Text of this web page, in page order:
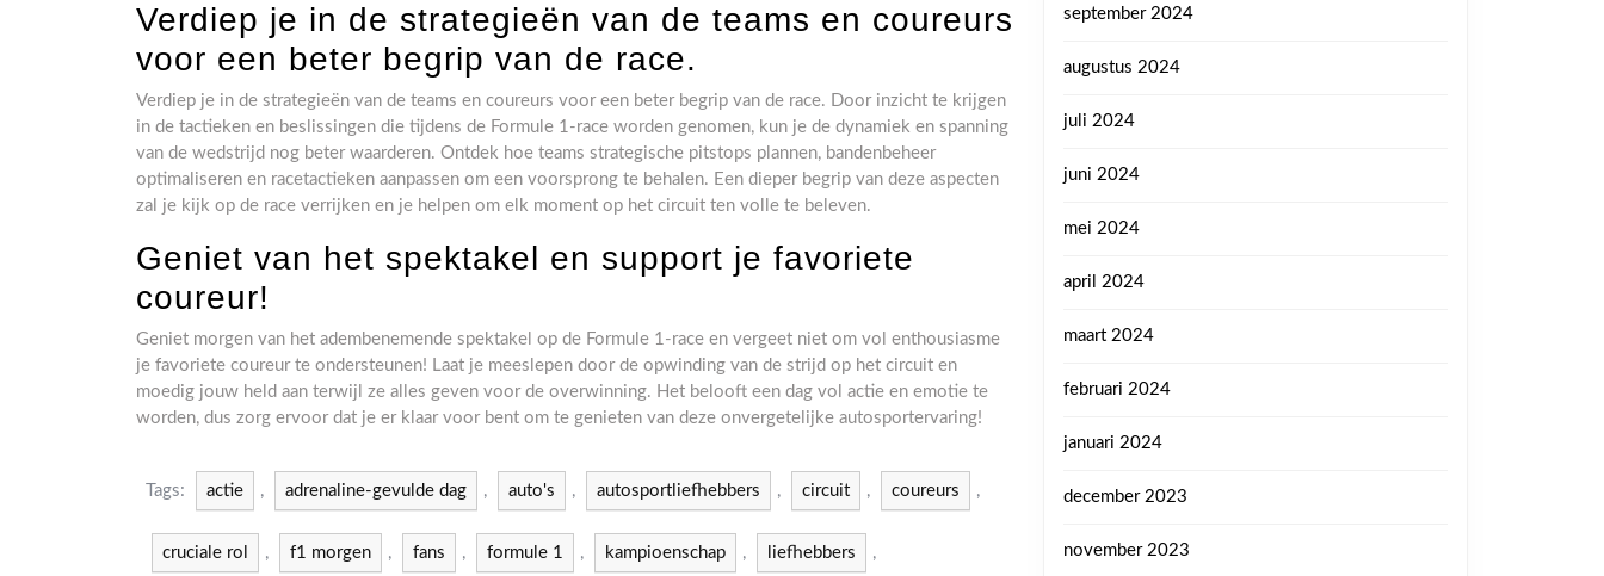
Verdiep je in de strategieën van de teams en coureurs
voor een beter begrip van de race.
Verdiep je in de strategieën van de teams en coureurs voor een beter begrip van de race. Door inzicht te krijgen
in de tactieken en beslissingen die tijdens de Formule 1-race worden genomen, kun je de dynamiek en spanning
van de wedstrijd nog beter waarderen. Ontdek hoe teams strategische pitstops plannen, bandenbeheer
optimaliseren en racetactieken aanpassen om een voorsprong te behalen. Een dieper begrip van deze aspecten
zal je kijk op de race verrijken en je helpen om elk moment op het circuit ten volle te beleven.
Geniet van het spektakel en support je favoriete
coureur!
Geniet morgen van het adembenemende spektakel op de Formule 1-race en vergeet niet om vol enthousiasme
je favoriete coureur te ondersteunen! Laat je meeslepen door de opwinding van de strijd op het circuit en
moedig jouw held aan terwijl ze alles geven voor de overwinning. Het belooft een dag vol actie en emotie te
worden, dus zorg ervoor dat je er klaar voor bent om te genieten van deze onvergetelijke autosportervaring!
Tags: actie , adrenaline-gevulde dag , auto's , autosportliefhebbers , circuit , coureurs ,
cruciale rol , f1 morgen , fans , formule 1 , kampioenschap , liefhebbers ,
september 2024
augustus 2024
juli 2024
juni 2024
mei 2024
april 2024
maart 2024
februari 2024
januari 2024
december 2023
november 2023